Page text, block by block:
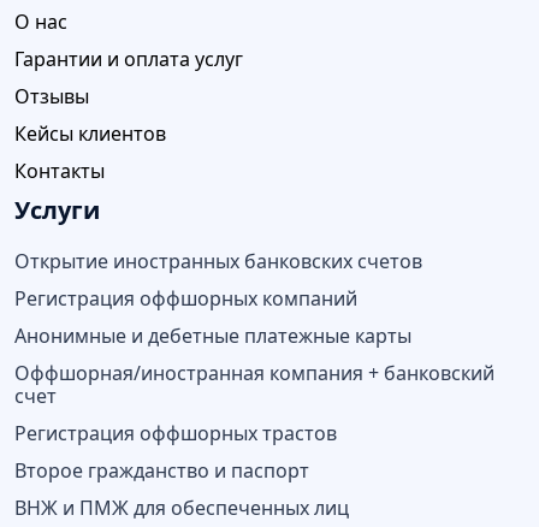
О нас
Гарантии и оплата услуг
Отзывы
Кейсы клиентов
Контакты
Услуги
Открытие иностранных банковских счетов
Регистрация оффшорных компаний
Анонимные и дебетные платежные карты
Оффшорная/иностранная компания + банковский
счет
Регистрация оффшорных трастов
Второе гражданство и паспорт
ВНЖ и ПМЖ для обеспеченных лиц